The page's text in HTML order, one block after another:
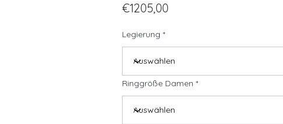
€1205,00
Legierung
Ringgröße Damen